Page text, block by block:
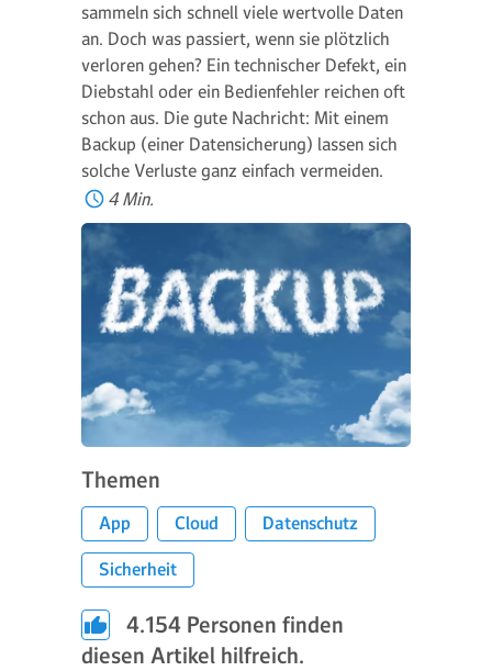
sammeln sich schnell viele wertvolle Daten
an. Doch was passiert, wenn sie plötzlich
verloren gehen? Ein technischer Defekt, ein
Diebstahl oder ein Bedienfehler reichen oft
schon aus. Die gute Nachricht: Mit einem
Backup (einer Datensicherung) lassen sich
solche Verluste ganz einfach vermeiden.
4 Min.
Themen
App Cloud
Datenschutz
Sicherheit
4.154 Personen finden
diesen Artikel hilfreich.